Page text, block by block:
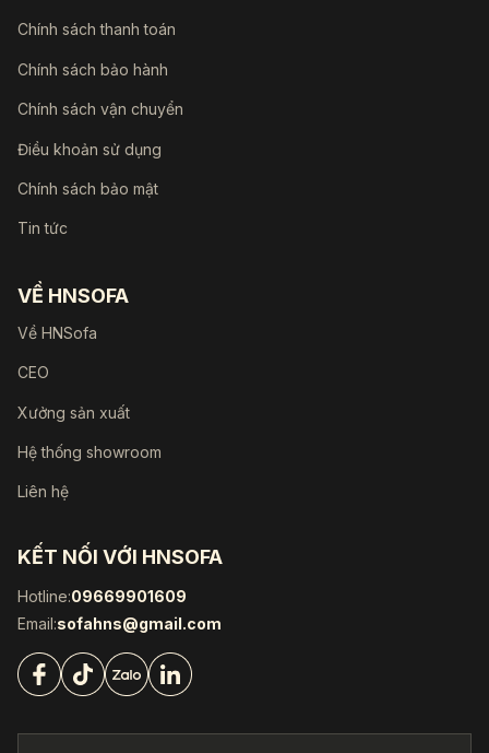
Chính sách thanh toán
Chính sách bảo hành
Chính sách vận chuyển
Điều khoản sử dụng
Chính sách bảo mật
Tin tức
VỀ HNSOFA
Về HNSofa
CEO
Xưởng sản xuất
Hệ thống showroom
Liên hệ
KẾT NỐI VỚI HNSOFA
Hotline:09669901609
Email:sofahns@gmail.com